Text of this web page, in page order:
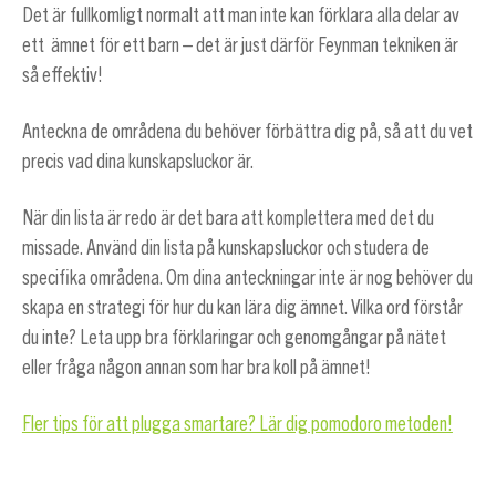
Det är fullkomligt normalt att man inte kan förklara alla delar av
ett ämnet för ett barn – det är just därför Feynman tekniken är
så effektiv!
Anteckna de områdena du behöver förbättra dig på, så att du vet
precis vad dina kunskapsluckor är.
När din lista är redo är det bara att komplettera med det du
missade. Använd din lista på kunskapsluckor och studera de
specifika områdena. Om dina anteckningar inte är nog behöver du
skapa en strategi för hur du kan lära dig ämnet. Vilka ord förstår
du inte? Leta upp bra förklaringar och genomgångar på nätet
eller fråga någon annan som har bra koll på ämnet!
Fler tips för att plugga smartare? Lär dig pomodoro metoden!